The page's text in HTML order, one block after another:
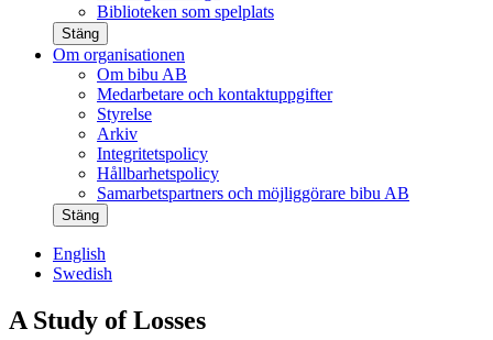
Biblioteken som spelplats
Stäng
Om organisationen
Om bibu AB
Medarbetare och kontaktuppgifter
Styrelse
Arkiv
Integritetspolicy
Hållbarhetspolicy
Samarbetspartners och möjliggörare bibu AB
Stäng
English
Swedish
A Study of Losses